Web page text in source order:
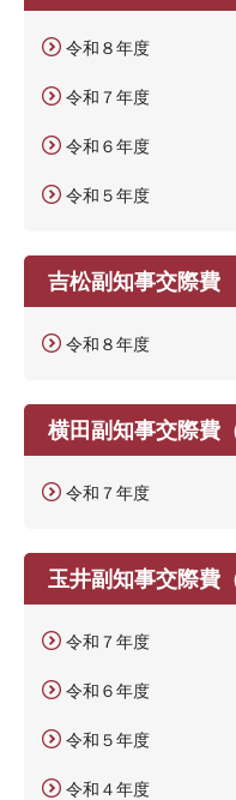
令和８年度
令和７年度
令和６年度
令和５年度
吉松副知事交際費
令和８年度
横田副知事交際費
令和７年度
玉井副知事交際費
令和７年度
令和６年度
令和５年度
令和４年度